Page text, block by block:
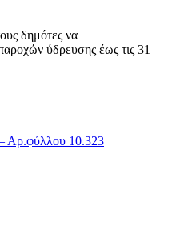
δημότες να
ύδρευσης έως τις 31
Αρ.φύλλου 10.323